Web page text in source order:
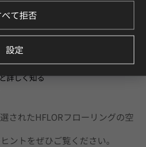
詳しく知る
されたHFLORフローリングの空
ントをぜひご覧ください。
べて拒否
設定